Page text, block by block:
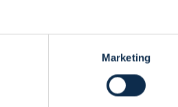
Marketing